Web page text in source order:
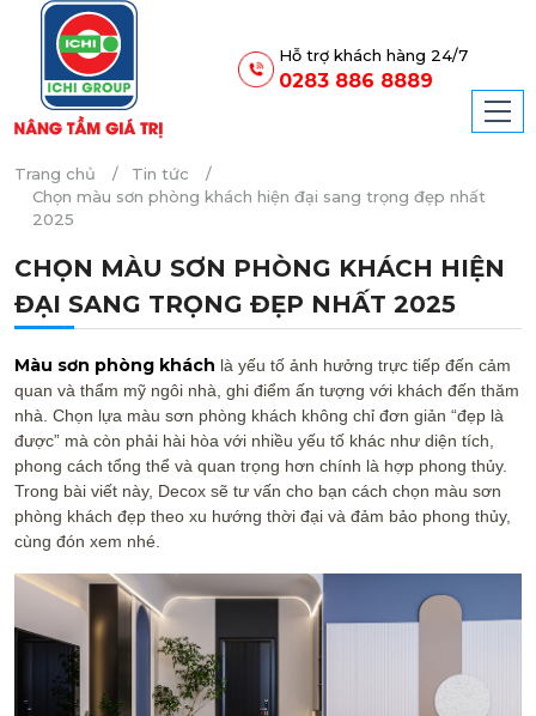
Hỗ trợ khách hàng 24/7
0283 886 8889
Trang chủ
Tin tức
Chọn màu sơn phòng khách hiện đại sang trọng đẹp nhất
2025
CHỌN MÀU SƠN PHÒNG KHÁCH HIỆN
ĐẠI SANG TRỌNG ĐẸP NHẤT 2025
Màu sơn phòng khách là yếu tố ảnh hưởng trực tiếp đến cảm
quan và thẩm mỹ ngôi nhà, ghi điểm ấn tượng với khách đến thăm
nhà. Chọn lựa màu sơn phòng khách không chỉ đơn giản “đẹp là
được” mà còn phải hài hòa với nhiều yếu tố khác như diện tích,
phong cách tổng thể và quan trọng hơn chính là hợp phong thủy.
Trong bài viết này, Decox sẽ tư vấn cho bạn cách chọn màu sơn
phòng khách đẹp theo xu hướng thời đại và đảm bảo phong thủy,
cùng đón xem nhé.